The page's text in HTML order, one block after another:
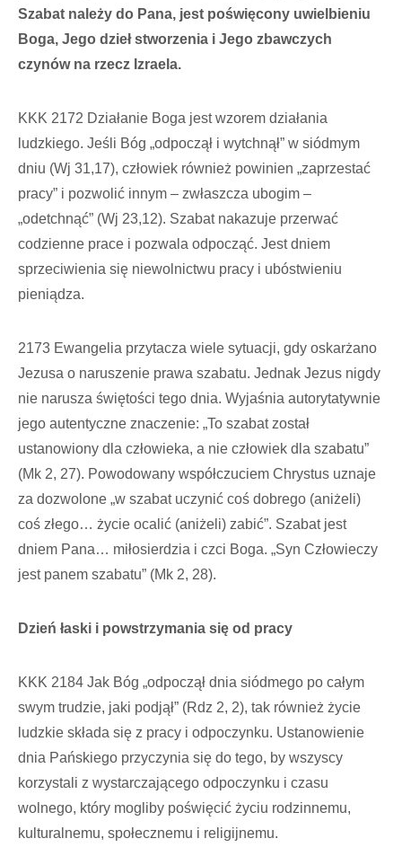
Szabat należy do Pana, jest poświęcony uwielbieniu
Boga, Jego dzieł stworzenia i Jego zbawczych
czynów na rzecz Izraela.
KKK 2172 Działanie Boga jest wzorem działania
ludzkiego. Jeśli Bóg „odpoczął i wytchnął” w siódmym
dniu (Wj 31,17), człowiek również powinien „zaprzestać
pracy” i pozwolić innym – zwłaszcza ubogim –
„odetchnąć” (Wj 23,12). Szabat nakazuje przerwać
codzienne prace i pozwala odpocząć. Jest dniem
sprzeciwienia się niewolnictwu pracy i ubóstwieniu
pieniądza.
2173 Ewangelia przytacza wiele sytuacji, gdy oskarżano
Jezusa o naruszenie prawa szabatu. Jednak Jezus nigdy
nie narusza świętości tego dnia. Wyjaśnia autorytatywnie
jego autentyczne znaczenie: „To szabat został
ustanowiony dla człowieka, a nie człowiek dla szabatu”
(Mk 2, 27). Powodowany współczuciem Chrystus uznaje
za dozwolone „w szabat uczynić coś dobrego (aniżeli)
coś złego… życie ocalić (aniżeli) zabić”. Szabat jest
dniem Pana… miłosierdzia i czci Boga. „Syn Człowieczy
jest panem szabatu” (Mk 2, 28).
Dzień łaski i powstrzymania się od pracy
KKK 2184 Jak Bóg „odpoczął dnia siódmego po całym
swym trudzie, jaki podjął” (Rdz 2, 2), tak również życie
ludzkie składa się z pracy i odpoczynku. Ustanowienie
dnia Pańskiego przyczynia się do tego, by wszyscy
korzystali z wystarczającego odpoczynku i czasu
wolnego, który mogliby poświęcić życiu rodzinnemu,
kulturalnemu, społecznemu i religijnemu.